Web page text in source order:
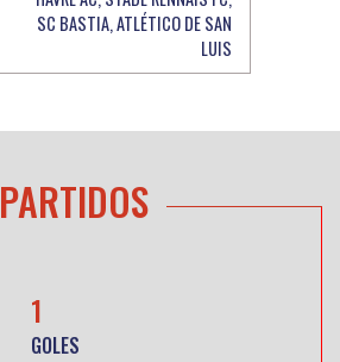
SC BASTIA, ATLÉTICO DE SAN
LUIS
PARTIDOS
1
GOLES